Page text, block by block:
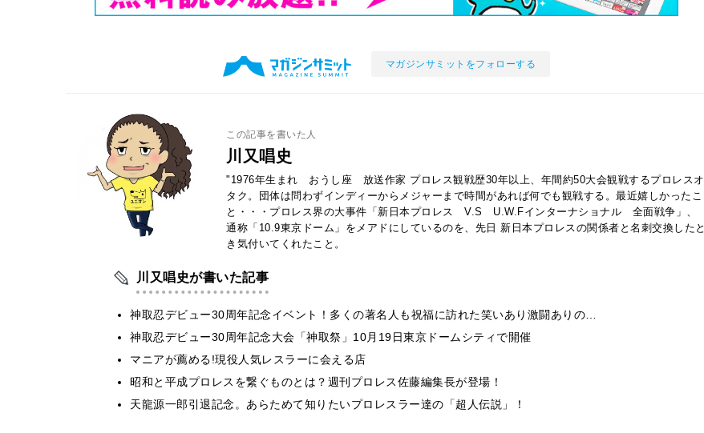
マガジンサミットをフォローする
この記事を書いた人
川又唱史
"1976年生まれ おうし座 放送作家 プロレス観戦歴30年以上、年間約50大会観戦するプロレスオ
タク。団体は問わずインディーからメジャーまで時間があれば何でも観戦する。最近嬉しかったこ
と・・・プロレス界の大事件「新日本プロレス V.S U.W.Fインターナショナル 全面戦争」、
通称「10.9東京ドーム」をメアドにしているのを、先日 新日本プロレスの関係者と名刺交換したと
き気付いてくれたこと。
川又唱史が書いた記事
神取忍デビュー30周年記念イベント！多くの著名人も祝福に訪れた笑いあり激闘ありの…
神取忍デビュー30周年記念大会「神取祭」10月19日東京ドームシティで開催
マニアが薦める!現役人気レスラーに会える店
昭和と平成プロレスを繋ぐものとは？週刊プロレス佐藤編集長が登場！
天龍源一郎引退記念。あらためて知りたいプロレスラー達の「超人伝説」！